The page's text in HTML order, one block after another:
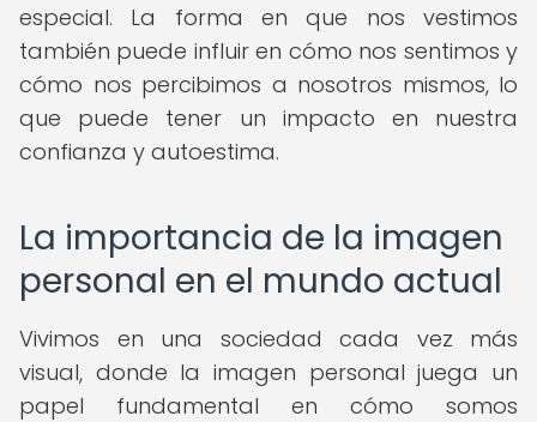
especial. La forma en que nos vestimos
también puede influir en cómo nos sentimos y
cómo nos percibimos a nosotros mismos, lo
que puede tener un impacto en nuestra
confianza y autoestima.
La importancia de la imagen
personal en el mundo actual
Vivimos en una sociedad cada vez más
visual, donde la imagen personal juega un
papel fundamental en cómo somos